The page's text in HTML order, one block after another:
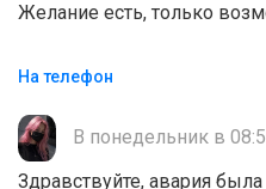
Желание есть,
На телефон
В понедельник в
Здравствуйте, авария